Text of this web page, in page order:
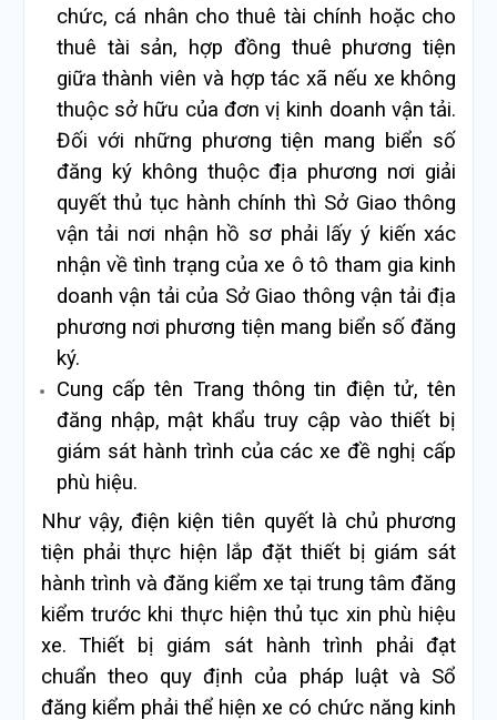
chức, cá nhân cho thuê tài chính hoặc cho
thuê tài sản, hợp đồng thuê phương tiện
giữa thành viên và hợp tác xã nếu xe không
thuộc sở hữu của đơn vị kinh doanh vận tải.
Đối với những phương tiện mang biển số
đăng ký không thuộc địa phương nơi giải
quyết thủ tục hành chính thì Sở Giao thông
vận tải nơi nhận hồ sơ phải lấy ý kiến xác
nhận về tình trạng của xe ô tô tham gia kinh
doanh vận tải của Sở Giao thông vận tải địa
phương nơi phương tiện mang biển số đăng
ký.
Cung cấp tên Trang thông tin điện tử, tên
đăng nhập, mật khẩu truy cập vào thiết bị
giám sát hành trình của các xe đề nghị cấp
phù hiệu.
Như vậy, điện kiện tiên quyết là chủ phương
tiện phải thực hiện lắp đặt thiết bị giám sát
hành trình và đăng kiểm xe tại trung tâm đăng
kiểm trước khi thực hiện thủ tục xin phù hiệu
xe. Thiết bị giám sát hành trình phải đạt
chuẩn theo quy định của pháp luật và Sổ
đăng kiểm phải thể hiện xe có chức năng kinh